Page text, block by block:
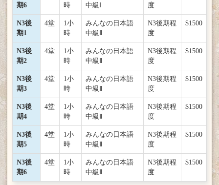
期6
時
中級Ⅰ
度
N3後
期1
4堂
1小
時
みんなの日本語
中級Ⅱ
N3後期程
度
$1500
N3後
期2
4堂
1小
時
みんなの日本語
中級Ⅱ
N3後期程
度
$1500
N3後
期3
4堂
1小
時
みんなの日本語
中級Ⅱ
N3後期程
度
$1500
N3後
期4
4堂
1小
時
みんなの日本語
中級Ⅱ
N3後期程
度
$1500
N3後
期5
4堂
1小
時
みんなの日本語
中級Ⅱ
N3後期程
度
$1500
N3後
期6
4堂
1小
時
みんなの日本語
中級Ⅱ
N3後期程
度
$1500